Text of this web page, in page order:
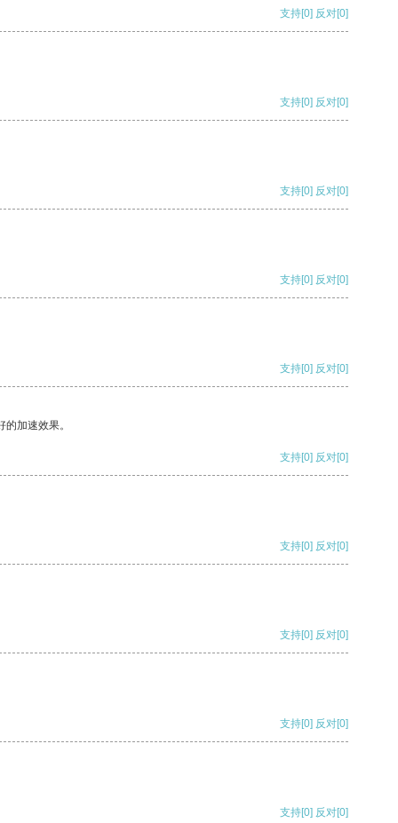
支持[0] 反对[0]
支持[0] 反对[0]
支持[0] 反对[0]
支持[0] 反对[0]
支持[0] 反对[0]
加速效果。
支持[0] 反对[0]
支持[0] 反对[0]
支持[0] 反对[0]
支持[0] 反对[0]
支持[0] 反对[0]